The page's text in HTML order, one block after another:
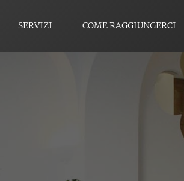
SERVIZI COME RAGGIUNGERCI